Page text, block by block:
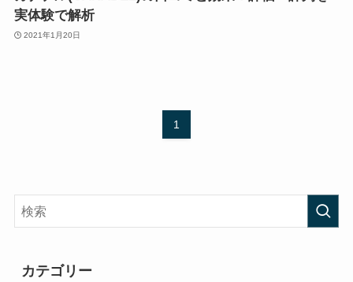
実体験で解析
2021年1月20日
1
カテゴリー